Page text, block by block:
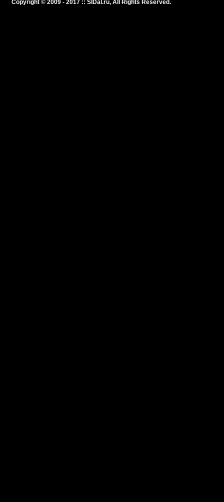
Copyright © 2009 - 2017 :: SlDal.ru, All Rights Reserved.